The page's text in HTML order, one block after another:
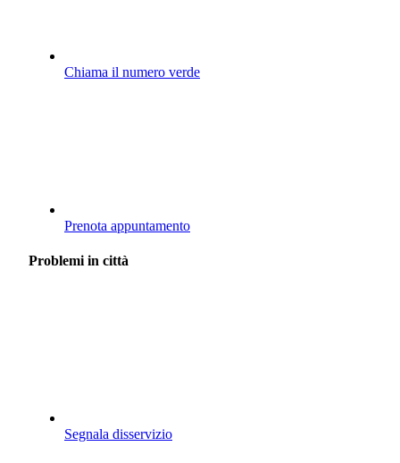
Chiama il numero verde
Prenota appuntamento
Problemi in città
Segnala disservizio